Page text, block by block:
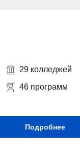
29 колледжей
46 программ
Подробнее